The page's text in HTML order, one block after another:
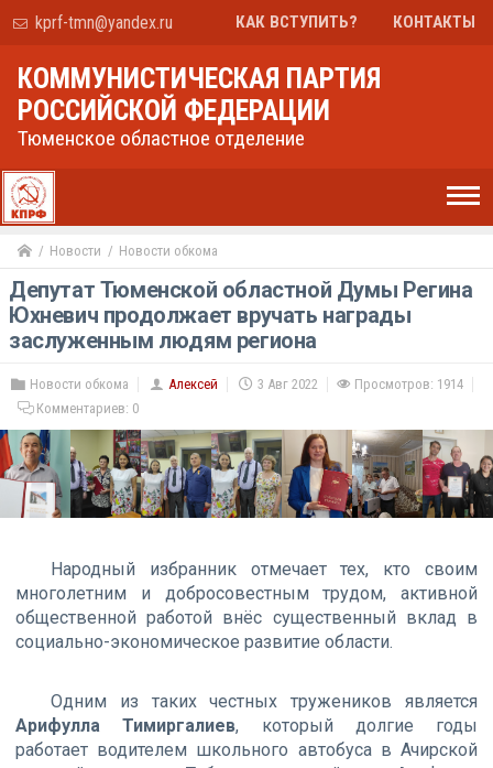
kprf-tmn@yandex.ru КАК ВСТУПИТЬ? КОНТАКТЫ
КОММУНИСТИЧЕСКАЯ ПАРТИЯ
РОССИЙСКОЙ ФЕДЕРАЦИИ
Тюменское областное отделение
Новости Новости обкома
Депутат Тюменской областной Думы Регина
Юхневич продолжает вручать награды
заслуженным людям региона
Новости обкома Алексей 3 Авг 2022
Просмотров: 1914
Комментариев: 0
Народный избранник отмечает тех, кто своим
многолетним и добросовестным трудом, активной
общественной работой внёс существенный вклад в
социально-экономическое развитие области.
Одним из таких честных тружеников является
Арифулла Тимиргалиев, который долгие годы
работает водителем школьного автобуса в Ачирской